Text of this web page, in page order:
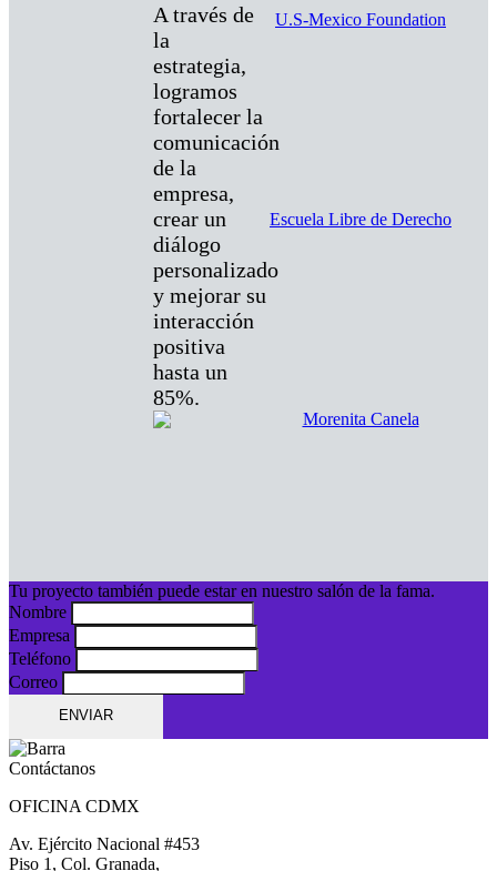
A través de
la
estrategia,
logramos
fortalecer la
comunicación
de la
empresa,
crear un
diálogo
personalizado
y mejorar su
interacción
positiva
hasta un
85%.
U.S-Mexico Foundation
Escuela Libre de Derecho
Morenita Canela
Tu proyecto también puede estar en nuestro salón de la fama.
Nombre
Empresa
Teléfono
Correo
ENVIAR
Contáctanos
OFICINA CDMX
Av. Ejército Nacional #453
Piso 1, Col. Granada,